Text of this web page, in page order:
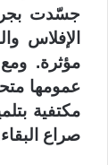
جسّدت
الإفلاس
مؤثرة.
عمومها
مكتفية
صراع